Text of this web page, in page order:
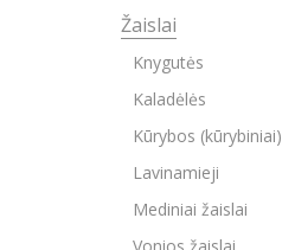
Žaislai
Knygutės
Kaladėlės
Kūrybos (kūrybiniai)
Lavinamieji
Mediniai žaislai